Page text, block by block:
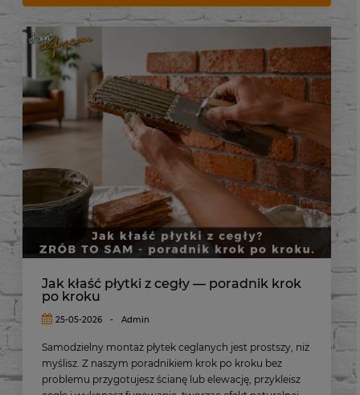
czytaj całość »
Jak kłaść płytki z cegły — poradnik krok
po kroku
25-05-2026 Admin
Samodzielny montaż płytek ceglanych jest prostszy, niż
myślisz. Z naszym poradnikiem krok po kroku bez